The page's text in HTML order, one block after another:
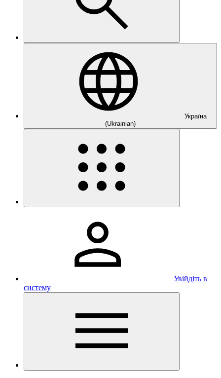
Україна
(Ukrainian)
Увійдіть в
систему